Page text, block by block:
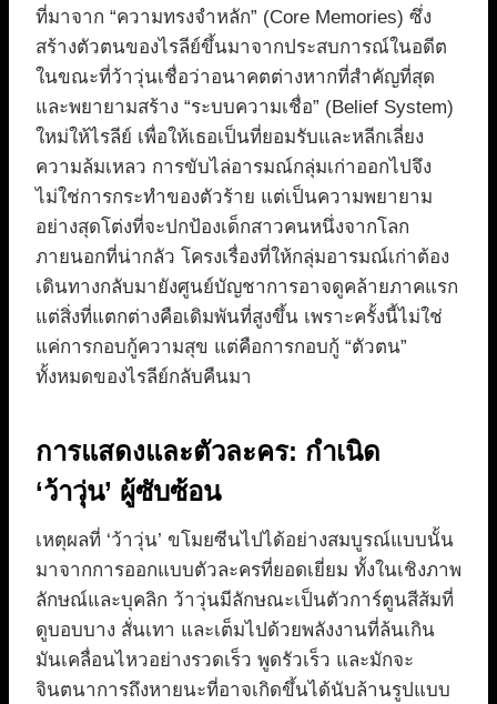
ที่มาจาก “ความทรงจำหลัก” (Core Memories) ซึ่ง
สร้างตัวตนของไรลีย์ขึ้นมาจากประสบการณ์ในอดีต
ในขณะที่ว้าวุ่นเชื่อว่าอนาคตต่างหากที่สำคัญที่สุด
และพยายามสร้าง “ระบบความเชื่อ” (Belief System)
ใหม่ให้ไรลีย์ เพื่อให้เธอเป็นที่ยอมรับและหลีกเลี่ยง
ความล้มเหลว การขับไล่อารมณ์กลุ่มเก่าออกไปจึง
ไม่ใช่การกระทำของตัวร้าย แต่เป็นความพยายาม
อย่างสุดโต่งที่จะปกป้องเด็กสาวคนหนึ่งจากโลก
ภายนอกที่น่ากลัว โครงเรื่องที่ให้กลุ่มอารมณ์เก่าต้อง
เดินทางกลับมายังศูนย์บัญชาการอาจดูคล้ายภาคแรก
แต่สิ่งที่แตกต่างคือเดิมพันที่สูงขึ้น เพราะครั้งนี้ไม่ใช่
แค่การกอบกู้ความสุข แต่คือการกอบกู้ “ตัวตน”
ทั้งหมดของไรลีย์กลับคืนมา
การแสดงและตัวละคร: กำเนิด
‘ว้าวุ่น’ ผู้ซับซ้อน
เหตุผลที่ ‘ว้าวุ่น’ ขโมยซีนไปได้อย่างสมบูรณ์แบบนั้น
มาจากการออกแบบตัวละครที่ยอดเยี่ยม ทั้งในเชิงภาพ
ลักษณ์และบุคลิก ว้าวุ่นมีลักษณะเป็นตัวการ์ตูนสีส้มที่
ดูบอบบาง สั่นเทา และเต็มไปด้วยพลังงานที่ล้นเกิน
มันเคลื่อนไหวอย่างรวดเร็ว พูดรัวเร็ว และมักจะ
จินตนาการถึงหายนะที่อาจเกิดขึ้นได้นับล้านรูปแบบ